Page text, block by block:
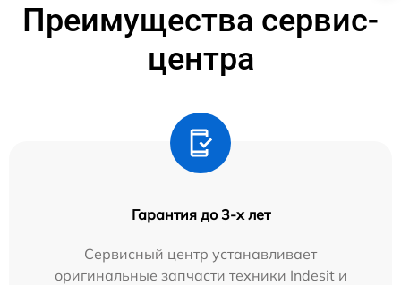
Преимущества сервис-
центра
Гарантия до 3-х лет
Сервисный центр устанавливает
оригинальные запчасти техники Indesit и